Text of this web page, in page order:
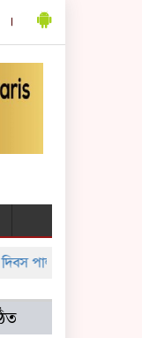
উপলক্ষ্যে সরকারের